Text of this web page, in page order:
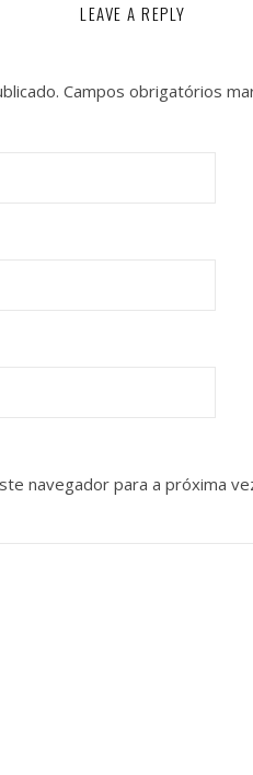
LEAVE A REPLY
Campos obrigatórios
navegador para a próxima